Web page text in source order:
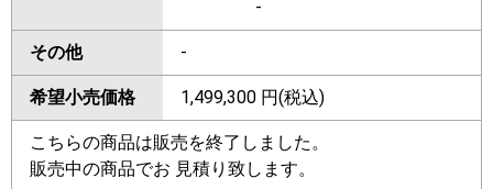
-
その他 -
希望小売価格 1,499,300 円(税込)
こちらの商品は販売を終了しました。
販売中の商品でお 見積り致します。